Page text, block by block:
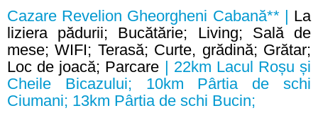
Cazare Revelion Gheorgheni Cabană** | La
liziera pădurii; Bucătărie; Living; Sală de
mese; WIFI; Terasă; Curte, grădină; Grătar;
Loc de joacă; Parcare | 22km Lacul Roșu și
Cheile Bicazului; 10km Pârtia de schi
Ciumani; 13km Pârtia de schi Bucin;